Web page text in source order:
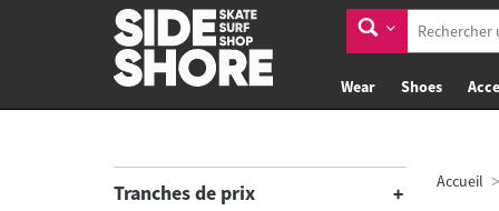
Wear Shoes
Tranches de prix
Accueil